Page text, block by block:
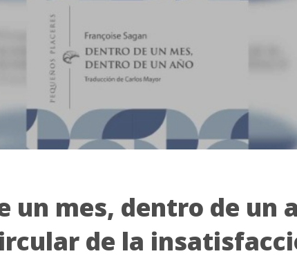
un mes, dentro de un
de la